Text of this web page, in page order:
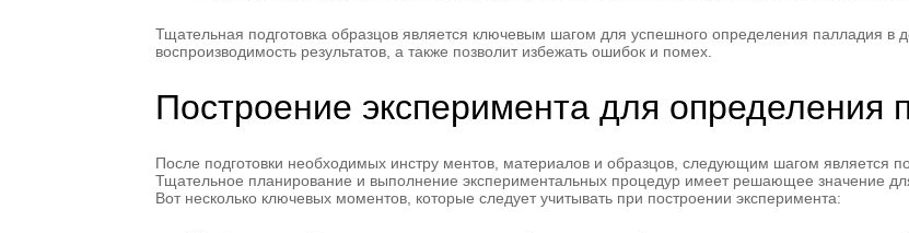
Тщательная подготовка образцов является ключевым шагом для успешного определения палладия в
воспроизводимость результатов, а также позволит избежать ошибок и помех.
Построение эксперимента для определения
После подготовки необходимых инстру ментов, материалов и образцов, следующим шагом является
Тщательное планирование и выполнение экспериментальных процедур имеет решающее значение
Вот несколько ключевых моментов, которые следует учитывать при построении эксперимента: